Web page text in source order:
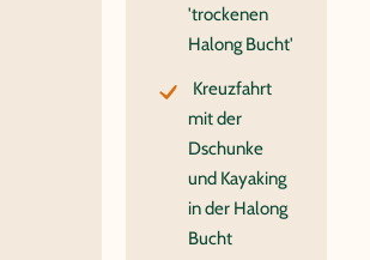
'trockenen
Halong Bucht'
Kreuzfahrt
mit der
Dschunke
und Kayaking
in der Halong
Bucht